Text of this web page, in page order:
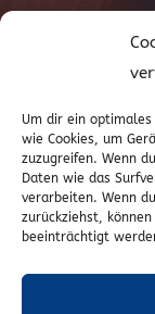
Um dir ein
wie Cookies, um
zuzugreifen. Wenn
Daten wie das
verarbeiten. Wenn
zurückziehst,
beeinträchtigt